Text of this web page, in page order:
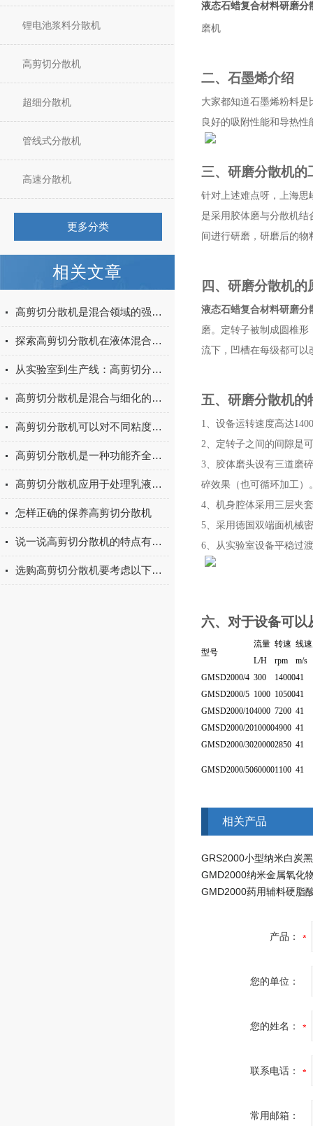
锂电池浆料分散机
高剪切分散机
超细分散机
管线式分散机
高速分散机
更多分类
相关文章
高剪切分散机是混合领域的强力引擎
探索高剪切分散机在液体混合与乳化中的应用
从实验室到生产线：高剪切分散机的高效转化路径
高剪切分散机是混合与细化的高效工具
高剪切分散机可以对不同粘度的物料进行加工
高剪切分散机是一种功能齐全、应用广泛的化工混合设备
高剪切分散机应用于处理乳液和生成超细悬乳液
怎样正确的保养高剪切分散机
说一说高剪切分散机的特点有哪些
选购高剪切分散机要考虑以下几个因素
液态石蜡复合材料研磨分
磨机
二、石墨烯介绍
大家都知道石墨烯粉料
良好的吸附性能和导热
三、研磨分散机的
针对上述难点呀，上海思
是采用胶体磨与分散机
间进行研磨，研磨后的
四、研磨分散机的
液态石蜡复合材料研磨分
磨。定转子被制成圆椎
流下，凹槽在每级都可以
五、研磨分散机的
1、设备运转速度高达
2、定转子之间的间隙是
3、胶体磨头设有三道磨
碎效果（也可循环加工）
4、机身腔体采用三层夹
5、采用德国双端面机械
6、从实验室设备平稳过
六、对于设备可以
型号
流量
L/H
转速
rpm
线
m/s
GMSD2000/4 300 1400041
GMSD2000/5 1000 1050041
GMSD2000/104000 7200 41
GMSD2000/20100004900 41
GMSD2000/30200002850 41
GMSD2000/50600001100 41
相关产品
产品：
您的单位：
您的姓名：
联系电话：
常用邮箱：